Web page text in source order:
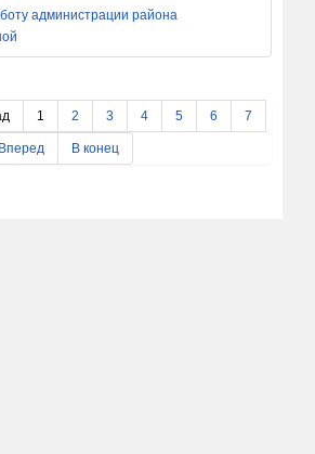
администрации района
1 2 3 4 5 6 7
Вперед В конец